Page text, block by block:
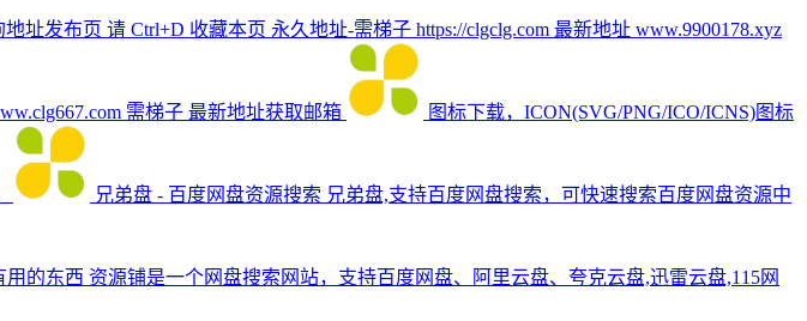
址发布页 请 Ctrl+D 收藏本页 永久地址-需梯子 https://clgclg.com 最新地址 www.9900178.xyz
需梯子 最新地址获取邮箱 图标下载，ICON(SVG/PNG/ICO/ICNS)图标
兄弟盘 - 百度网盘资源搜索 兄弟盘,支持百度网盘搜索，可快速搜索百度网盘资源中
用的东西 资源铺是一个网盘搜索网站，支持百度网盘、阿里云盘、夸克云盘,迅雷云盘,115网